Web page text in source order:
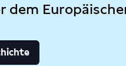
dem